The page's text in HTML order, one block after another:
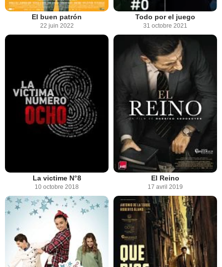
El buen patrón
22 juin 2022
Todo por el juego
31 octobre 2021
La victime N°8
10 octobre 2018
El Reino
17 avril 2019